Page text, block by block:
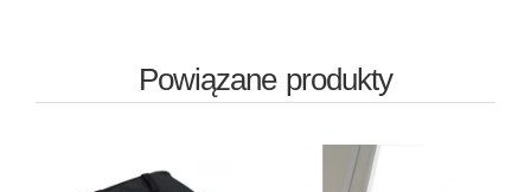
Powiązane produkty